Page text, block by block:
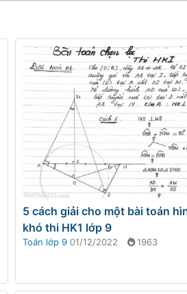
5 cách giải cho một bài toán
khó thi HK1 lớp 9
Toán lớp 9 01/12/2022 1963